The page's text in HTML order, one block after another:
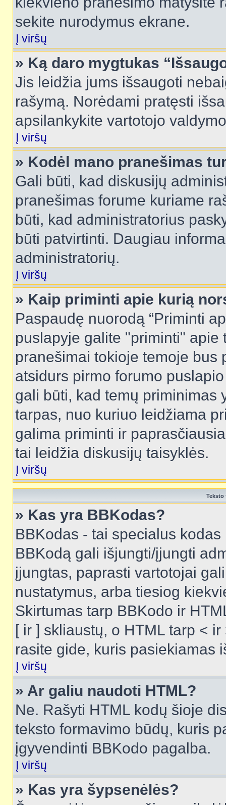
sekite nurodymus ekrane.
Į viršų
» Ką daro mygtukas
Jis leidžia jums išsaugoti
rašymą. Norėdami pratęsti
apsilankykite vartotojo
Į viršų
» Kodėl mano pranešimas
Gali būti, kad diskusijų
pranešimas forume kuriame
būti, kad administratorius
būti patvirtinti. Daugiau
administratorių.
Į viršų
» Kaip priminti apie kurią
Paspaudę nuorodą “Priminti
puslapyje galite "priminti"
pranešimai tokioje temoje bus
atsidurs pirmo forumo
gali būti, kad temų priminimas
tarpas, nuo kuriuo leidžiama
galima priminti ir
tai leidžia diskusijų taisyklės.
Į viršų
Teksto
» Kas yra BBKodas?
BBKodas - tai specialus
BBKodą gali išjungti/įjungti
įjungtas, paprasti vartotojai
nustatymus, arba tiesiog
Skirtumas tarp BBKodo ir
[ ir ] skliaustų, o HTML tarp <
rasite gide, kuris pasiekiamas
Į viršų
» Ar galiu naudoti HTML?
Ne. Rašyti HTML kodų šioje
teksto formavimo būdų, kuris
įgyvendinti BBKodo pagalba.
Į viršų
» Kas yra šypsenėlės?